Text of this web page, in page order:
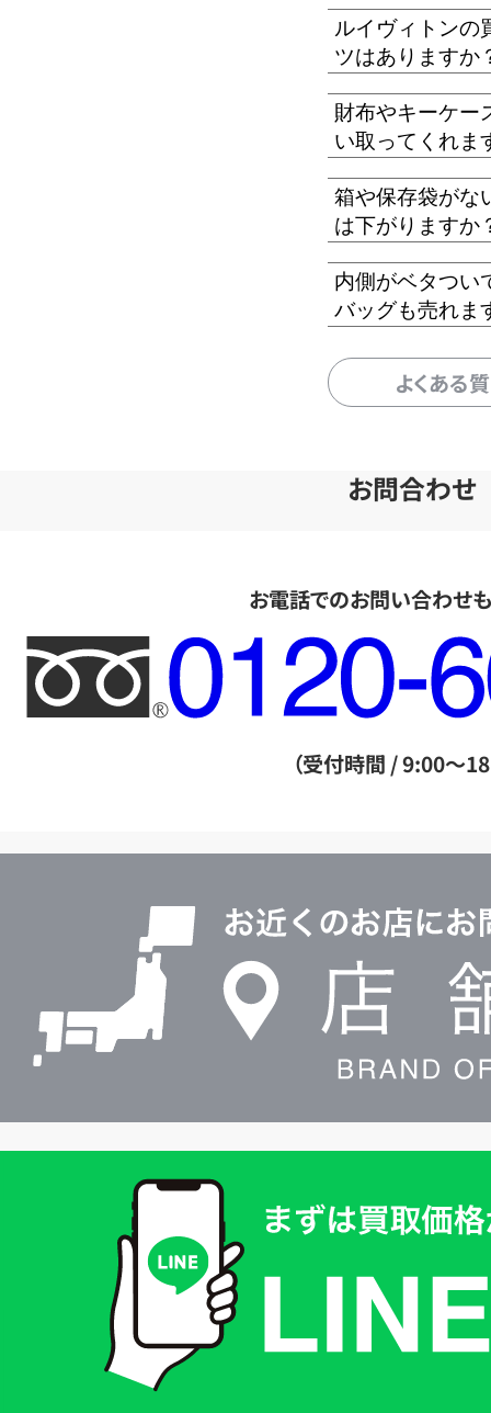
ルイヴィトンの
ツはありますか
財布やキーケー
い取ってくれま
箱や保存袋がな
は下がりますか
内側がベタつい
バッグも売れま
よくある
お問合わせ
お電話でのお問い合わせ
フ
リ
ー
ル
（受付時間 / 9:00～